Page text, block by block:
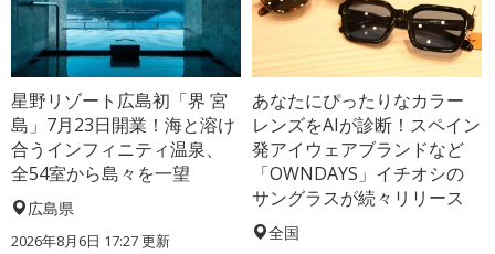
星野リゾート広島初「界 宮
島」7月23日開業！海と溶け
合うインフィニティ温泉、
全54室から島々を一望
広島県
2026年8月6日 17:27更新
あなたにぴったりなカラー
レンズをAIが診断！スペイン
発アイウェアブランドなど
「OWNDAYS」イチオシの
サングラスが続々リリース
全国